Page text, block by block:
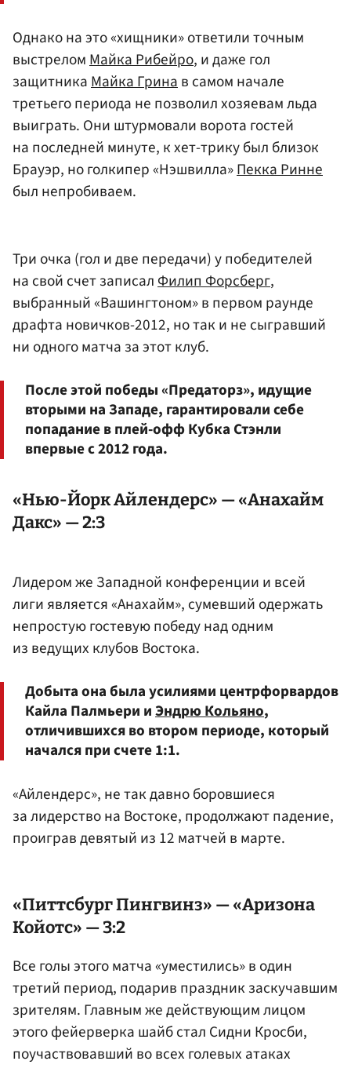
Однако на это «хищники» ответили точным
выстреломМайка Рибейро, и даже гол
защитникаМайка Гринав самом начале
третьего периода не позволил хозяевам льда
выиграть. Они штурмовали ворота гостей
на последней минуте, к хет-трику был близок
Брауэр, но голкипер «Нэшвилла»Пекка Ринне
был непробиваем.
Три очка (гол и две передачи) у победителей
на свой счет записалФилип Форсберг,
выбранный «Вашингтоном» в первом раунде
драфта новичков-2012, но так и не сыгравший
ни одного матча за этот клуб.
После этой победы «Предаторз», идущие
вторыми на Западе, гарантировали себе
попадание в плей-офф Кубка Стэнли
впервые с 2012 года.
«Нью-Йорк Айлендерс» — «Анахайм
Дакс» — 2:3
Лидером же Западной конференции и всей
лиги является «Анахайм», сумевший одержать
непростую гостевую победу над одним
из ведущих клубов Востока.
Добыта она была усилиями центрфорвардов
Кайла Палмьери иЭндрю Кольяно,
отличившихся во втором периоде, который
начался при счете 1:1.
«Айлендерс», не так давно боровшиеся
за лидерство на Востоке, продолжают падение,
проиграв девятый из 12 матчей в марте.
«Питтсбург Пингвинз» — «Аризона
Койотс» — 3:2
Все голы этого матча «уместились» в один
третий период, подарив праздник заскучавшим
зрителям. Главным же действующим лицом
этого фейерверка шайб стал Сидни Кросби,
поучаствовавший во всех голевых атаках